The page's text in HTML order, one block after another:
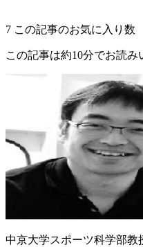
7 この記事のお気に入り数
この記事は約10分でお読み
中京大学スポーツ科学部教